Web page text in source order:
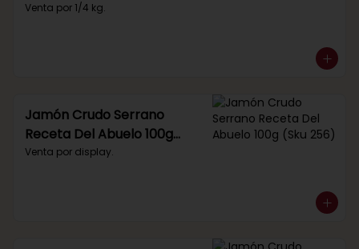
Venta por 1/4 kg.
Jamón Crudo Serrano
Receta Del Abuelo 100g
(Sku 256)
Venta por display.